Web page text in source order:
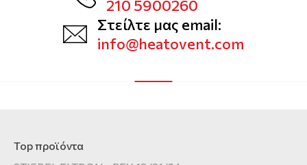
210 5900260
Στείλτε μας email:
info@heatovent.com
Top προϊόντα